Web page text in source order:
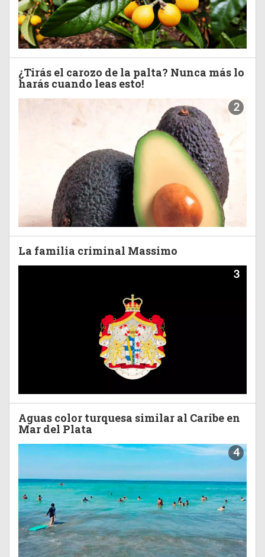
¿Tirás el carozo de la palta? Nunca más lo
harás cuando leas esto!
2
La familia criminal Massimo
3
Aguas color turquesa similar al Caribe en
Mar del Plata
4